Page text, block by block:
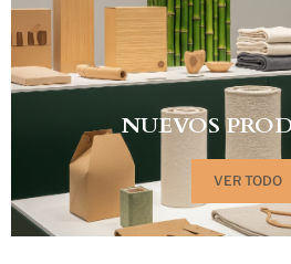
NUEVOS
VER TODO